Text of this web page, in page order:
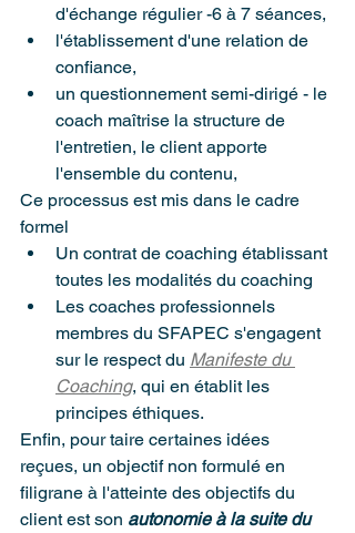
d'échange régulier -6 à 7 séances,
l'établissement d'une relation de
confiance,
un questionnement semi-dirigé - le
coach maîtrise la structure de
l'entretien, le client apporte
l'ensemble du contenu,
Ce processus est mis dans le cadre
formel
Un contrat de coaching établissant
toutes les modalités du coaching
Les coaches professionnels
membres du SFAPEC s'engagent
sur le respect du Manifeste du
Coaching, qui en établit les
principes éthiques.
Enfin, pour taire certaines idées
reçues, un objectif non formulé en
filigrane à l'atteinte des objectifs du
client est son autonomie à la suite du